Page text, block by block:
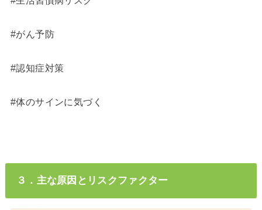
#がん予防
#認知症対策
#体のサインに気づく
３．主な原因とリスクファクター